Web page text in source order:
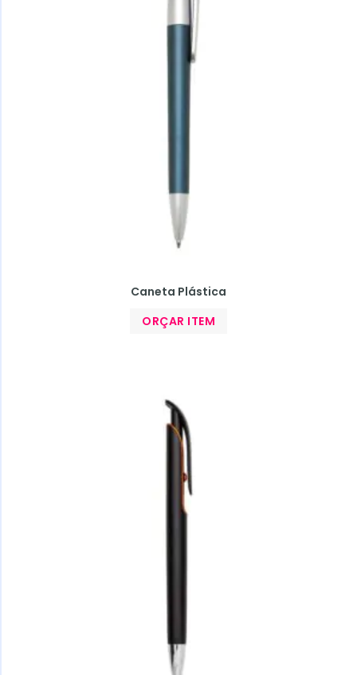
Caneta Plástica
ORÇAR ITEM